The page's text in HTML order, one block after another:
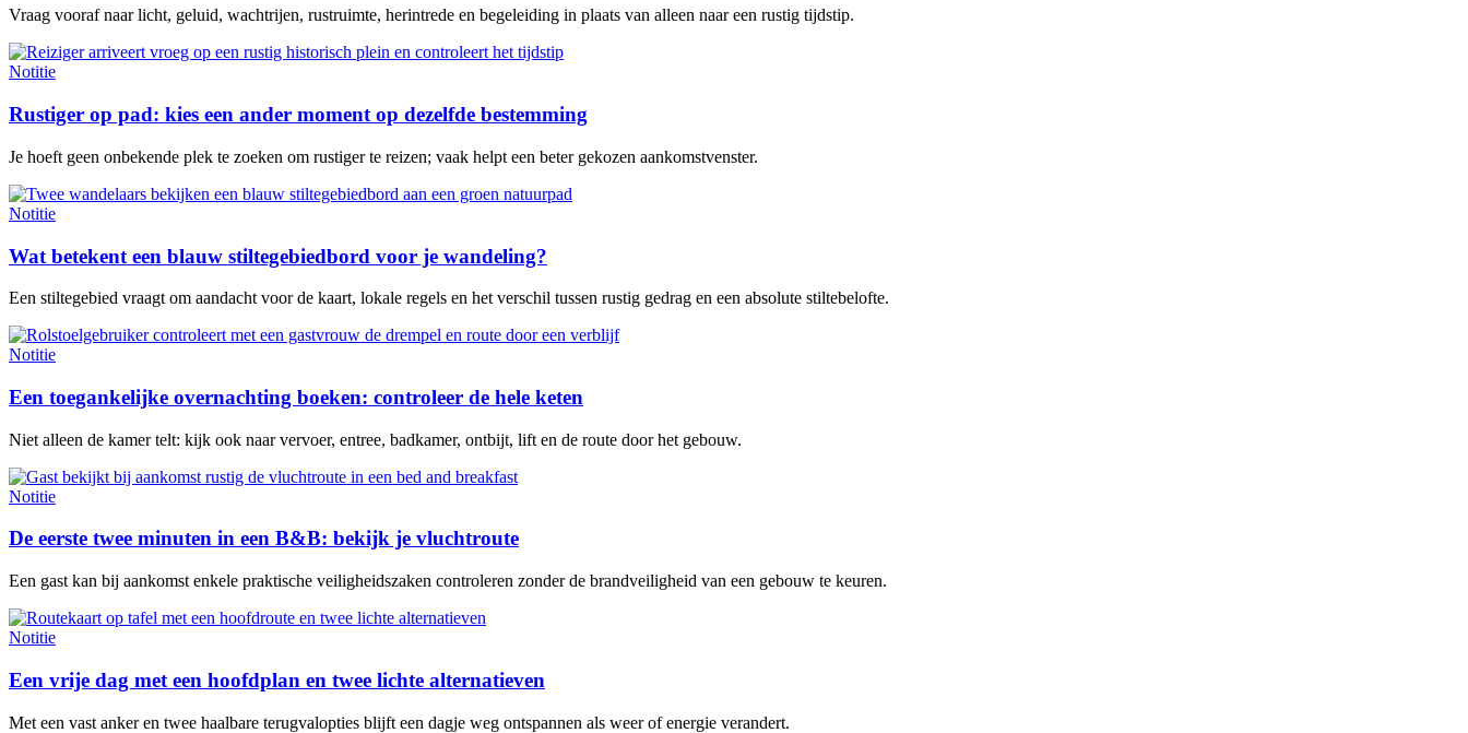
Vraag vooraf naar licht, geluid, wachtrijen, rustruimte, herintrede en begeleiding in plaats van alleen naar een rustig tijdstip.
Notitie
Rustiger op pad: kies een ander moment op dezelfde bestemming
Je hoeft geen onbekende plek te zoeken om rustiger te reizen; vaak helpt een beter gekozen aankomstvenster.
Notitie
Wat betekent een blauw stiltegebiedbord voor je wandeling?
Een stiltegebied vraagt om aandacht voor de kaart, lokale regels en het verschil tussen rustig gedrag en een absolute stiltebelofte.
Notitie
Een toegankelijke overnachting boeken: controleer de hele keten
Niet alleen de kamer telt: kijk ook naar vervoer, entree, badkamer, ontbijt, lift en de route door het gebouw.
Notitie
De eerste twee minuten in een B&B: bekijk je vluchtroute
Een gast kan bij aankomst enkele praktische veiligheidszaken controleren zonder de brandveiligheid van een gebouw te keuren.
Notitie
Een vrije dag met een hoofdplan en twee lichte alternatieven
Met een vast anker en twee haalbare terugvalopties blijft een dagje weg ontspannen als weer of energie verandert.